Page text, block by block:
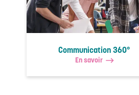
Communication 360°
En savoir